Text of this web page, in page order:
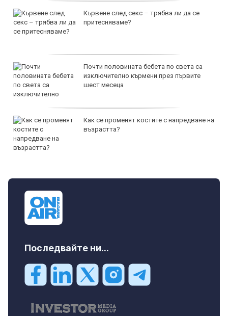
Кървене след секс – трябва ли да се
притесняваме?
Почти половината бебета по света са
изключително кърмени през първите
шест месеца
Как се променят костите с напредване на
възрастта?
Последвайте ни...